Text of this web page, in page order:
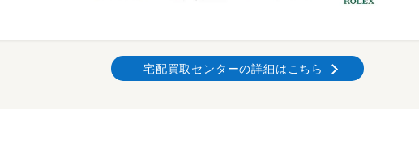
宅配買取センターの詳細はこちら